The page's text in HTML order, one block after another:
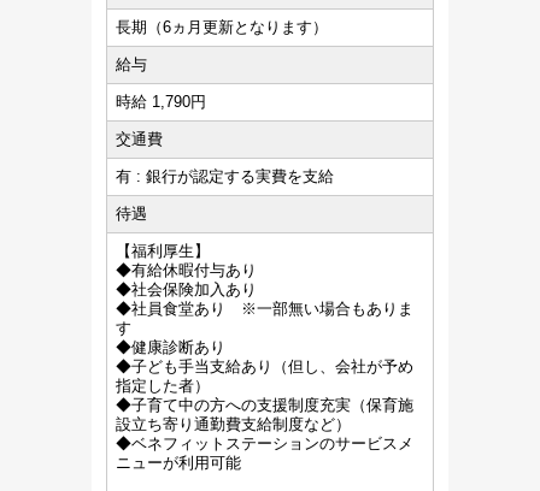
長期（6ヵ月更新となります）
給与
時給 1,790円
交通費
有 : 銀行が認定する実費を支給
待遇
【福利厚生】
◆有給休暇付与あり
◆社会保険加入あり
◆社員食堂あり ※一部無い場合もありま
す
◆健康診断あり
◆子ども手当支給あり（但し、会社が予め
指定した者）
◆子育て中の方への支援制度充実（保育施
設立ち寄り通勤費支給制度など）
◆ベネフィットステーションのサービスメ
ニューが利用可能